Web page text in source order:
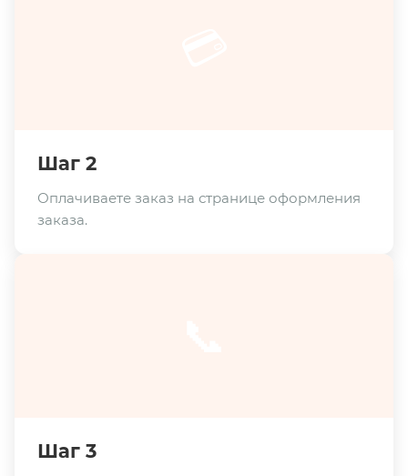
Шаг 2
Оплачиваете заказ на странице оформления
заказа.
Шаг 3